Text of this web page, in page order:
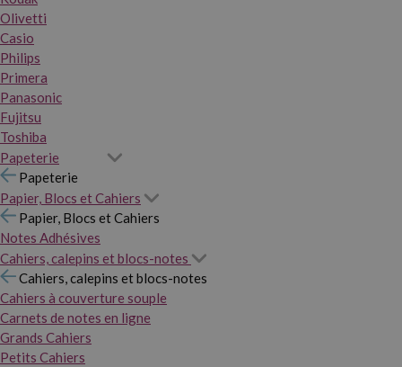
Olivetti
Casio
Philips
Primera
Panasonic
Fujitsu
Toshiba
Papeterie
Papeterie
Papier, Blocs et Cahiers
Papier, Blocs et Cahiers
Notes Adhésives
Cahiers, calepins et blocs-notes
Cahiers, calepins et blocs-notes
Cahiers à couverture souple
Carnets de notes en ligne
Grands Cahiers
Petits Cahiers